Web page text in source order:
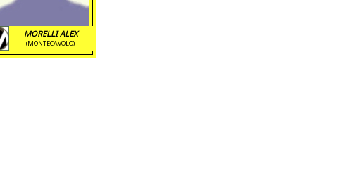
MORELLI ALEX
(MONTECAVOLO)